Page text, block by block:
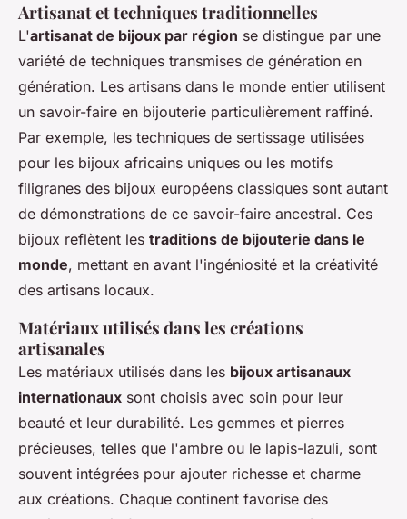
Artisanat et techniques traditionnelles
L'artisanat de bijoux par région se distingue par une
variété de techniques transmises de génération en
génération. Les artisans dans le monde entier utilisent
un savoir-faire en bijouterie particulièrement raffiné.
Par exemple, les techniques de sertissage utilisées
pour les bijoux africains uniques ou les motifs
filigranes des bijoux européens classiques sont autant
de démonstrations de ce savoir-faire ancestral. Ces
bijoux reflètent les traditions de bijouterie dans le
monde, mettant en avant l'ingéniosité et la créativité
des artisans locaux.
Matériaux utilisés dans les créations
artisanales
Les matériaux utilisés dans les bijoux artisanaux
internationaux sont choisis avec soin pour leur
beauté et leur durabilité. Les gemmes et pierres
précieuses, telles que l'ambre ou le lapis-lazuli, sont
souvent intégrées pour ajouter richesse et charme
aux créations. Chaque continent favorise des